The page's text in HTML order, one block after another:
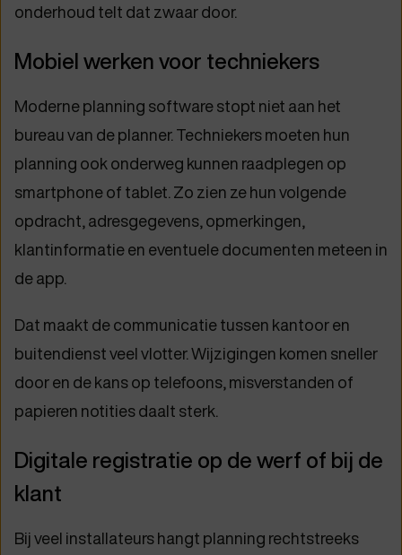
onderhoud telt dat zwaar door.
Mobiel werken voor techniekers
Moderne planning software stopt niet aan het
bureau van de planner. Techniekers moeten hun
planning ook onderweg kunnen raadplegen op
smartphone of tablet. Zo zien ze hun volgende
opdracht, adresgegevens, opmerkingen,
klantinformatie en eventuele documenten meteen in
de app.
Dat maakt de communicatie tussen kantoor en
buitendienst veel vlotter. Wijzigingen komen sneller
door en de kans op telefoons, misverstanden of
papieren notities daalt sterk.
Digitale registratie op de werf of bij de
klant
Bij veel installateurs hangt planning rechtstreeks